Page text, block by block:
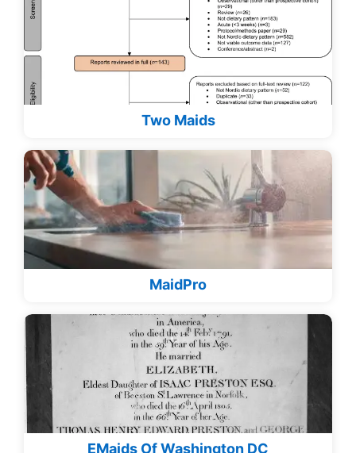
Two Maids
MaidPro
EMaids Of Washington DC